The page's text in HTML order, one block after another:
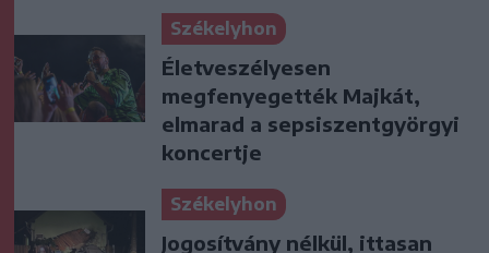
Székelyhon
Életveszélyesen
megfenyegették Majkát,
elmarad a sepsiszentgyörgyi
koncertje
Székelyhon
Jogosítvány nélkül, ittasan